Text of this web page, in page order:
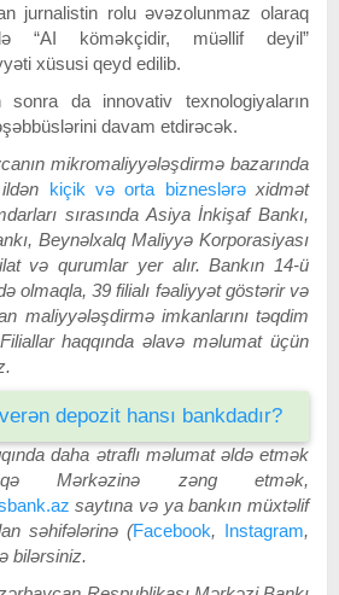
jurnalistin rolu əvəzolunmaz olaraq
“AI köməkçidir, müəllif deyil”
xüsusi qeyd edilib.
sonra da innovativ texnologiyaların
davam etdirəcək.
mikromaliyyələşdirmə bazarında
kiçik və orta bizneslərəxidmət
sırasında Asiya İnkişaf Bankı,
Beynəlxalq Maliyyə Korporasiyası
və qurumlar yer alır. Bankın 14-ü
olmaqla, 39 filialı fəaliyyət göstərir və
maliyyələşdirmə imkanlarını təqdim
haqqında əlavə məlumat üçün
depozit hansı bankdadır?
daha ətraflı məlumat əldə etmək
Mərkəzinə zəng etmək,
saytına və ya bankın müxtəlif
səhifələrinə (Facebook, Instagram,
bilərsiniz.